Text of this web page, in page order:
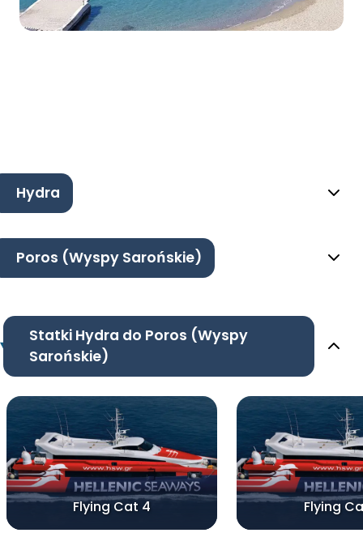
Hydra
Poros (Wyspy Sarońskie)
Statki Hydra do Poros (Wyspy
Sarońskie)
Flying Cat 4 Flying